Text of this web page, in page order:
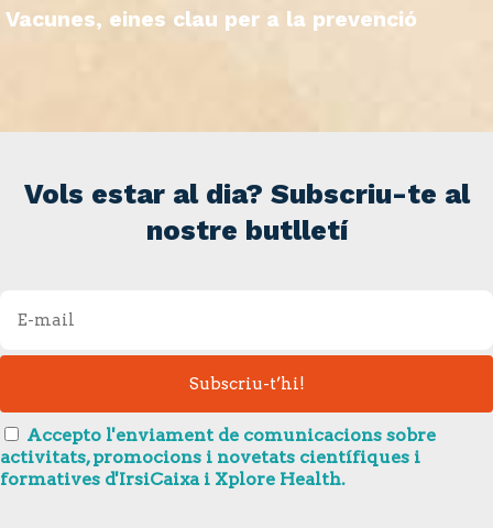
Vacunes, eines clau per a la prevenció
Vols estar al dia? Subscriu-te al
nostre butlletí
Accepto l'enviament de comunicacions sobre
activitats, promocions i novetats científiques i
formatives d'IrsiCaixa i Xplore Health.